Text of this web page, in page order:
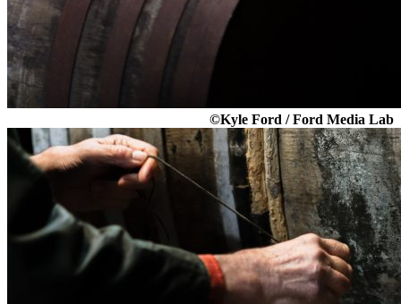
©Kyle Ford / Ford Media Lab